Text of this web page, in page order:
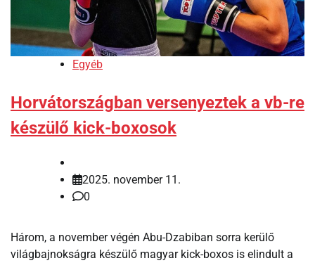
Egyéb
Horvátországban versenyeztek a vb-re
készülő kick-boxosok
2025. november 11.
0
Három, a november végén Abu-Dzabiban sorra kerülő
világbajnokságra készülő magyar kick-boxos is elindult a